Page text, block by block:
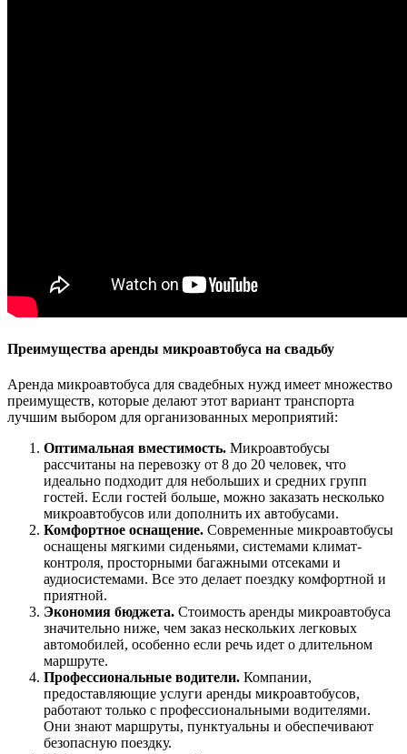
Преимущества аренды микроавтобуса на свадьбу
Аренда микроавтобуса для свадебных нужд имеет множество
преимуществ, которые делают этот вариант транспорта
лучшим выбором для организованных мероприятий:
Оптимальная вместимость. Микроавтобусы
рассчитаны на перевозку от 8 до 20 человек, что
идеально подходит для небольших и средних групп
гостей. Если гостей больше, можно заказать несколько
микроавтобусов или дополнить их автобусами.
Комфортное оснащение. Современные микроавтобусы
оснащены мягкими сиденьями, системами климат-
контроля, просторными багажными отсеками и
аудиосистемами. Все это делает поездку комфортной и
приятной.
Экономия бюджета. Стоимость аренды микроавтобуса
значительно ниже, чем заказ нескольких легковых
автомобилей, особенно если речь идет о длительном
маршруте.
Профессиональные водители. Компании,
предоставляющие услуги аренды микроавтобусов,
работают только с профессиональными водителями.
Они знают маршруты, пунктуальны и обеспечивают
безопасную поездку.